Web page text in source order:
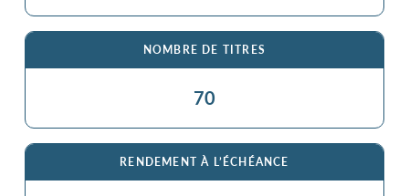
NOMBRE DE TITRES
70
RENDEMENT À L’ÉCHÉANCE